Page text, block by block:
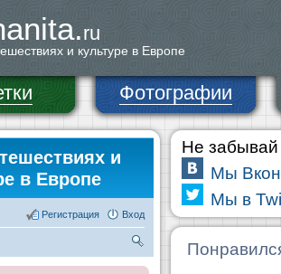
ru
и культуре в Европе
Фотографии
и
в Европе
Вход
Регистрация
Не забывай
Мы
Мы в